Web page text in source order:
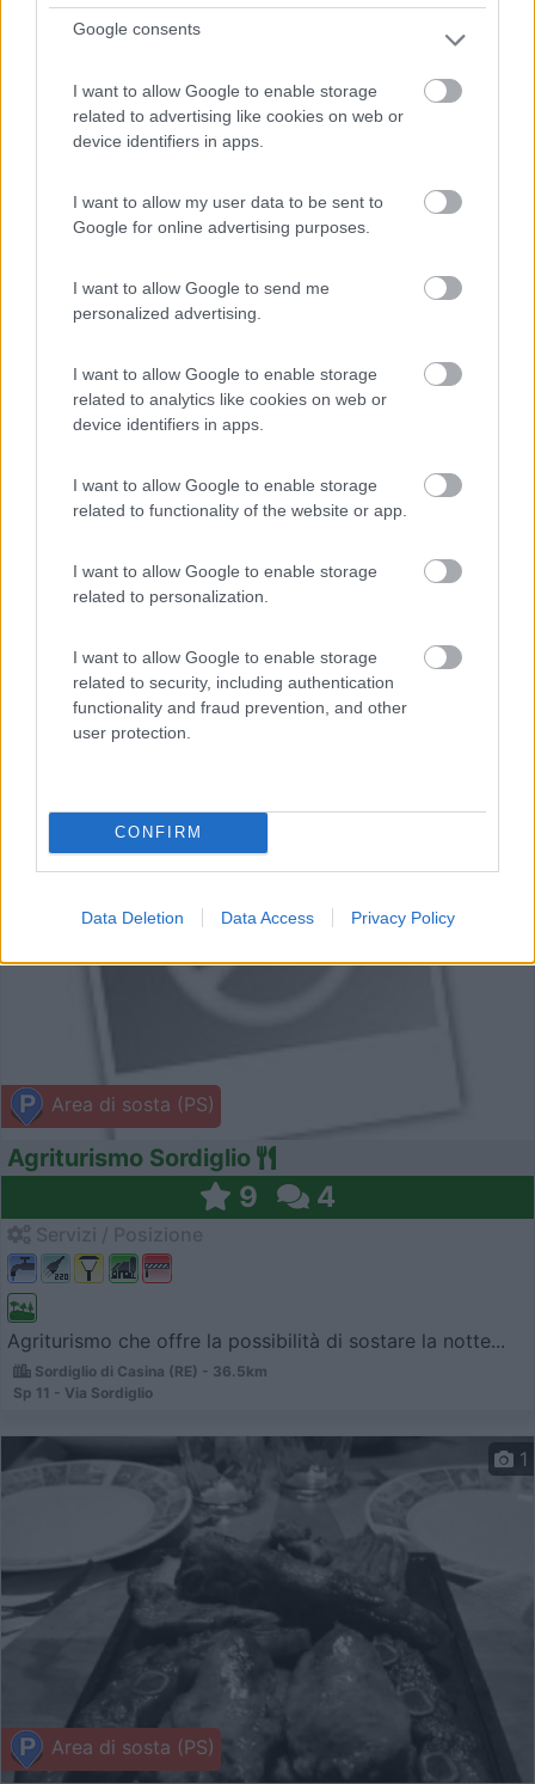
Google consents
I want to allow Google to enable storage
related to advertising like cookies on web or
device identifiers in apps.
I want to allow my user data to be sent to
Google for online advertising purposes.
I want to allow Google to send me
personalized advertising.
I want to allow Google to enable storage
related to analytics like cookies on web or
device identifiers in apps.
I want to allow Google to enable storage
related to functionality of the website or app.
I want to allow Google to enable storage
related to personalization.
I want to allow Google to enable storage
related to security, including authentication
functionality and fraud prevention, and other
user protection.
CONFIRM
Data Deletion Data Access Privacy Policy
Agriturismo Poggio Caminata
Servizi / Posizione
Sulle prime colline della provincia di Piacenza, sosta gr...
Carpaneto Piacentino (PC) - 35.3km
Area di sosta (PS)
Agriturismo Sordiglio
9 4
Agriturismo che offre la possibilità di sostare la notte...
Sordiglio di Casina (RE) - 36.5km
Sp 11 - Via Sordiglio
Area di sosta (PS)
1